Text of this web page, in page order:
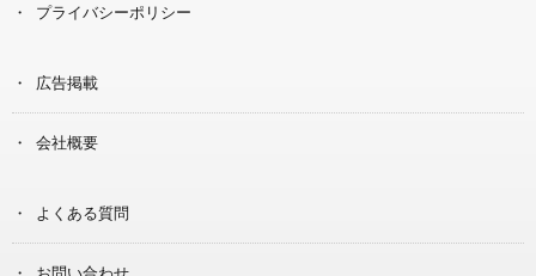
プライバシーポリシー
広告掲載
会社概要
よくある質問
お問い合わせ